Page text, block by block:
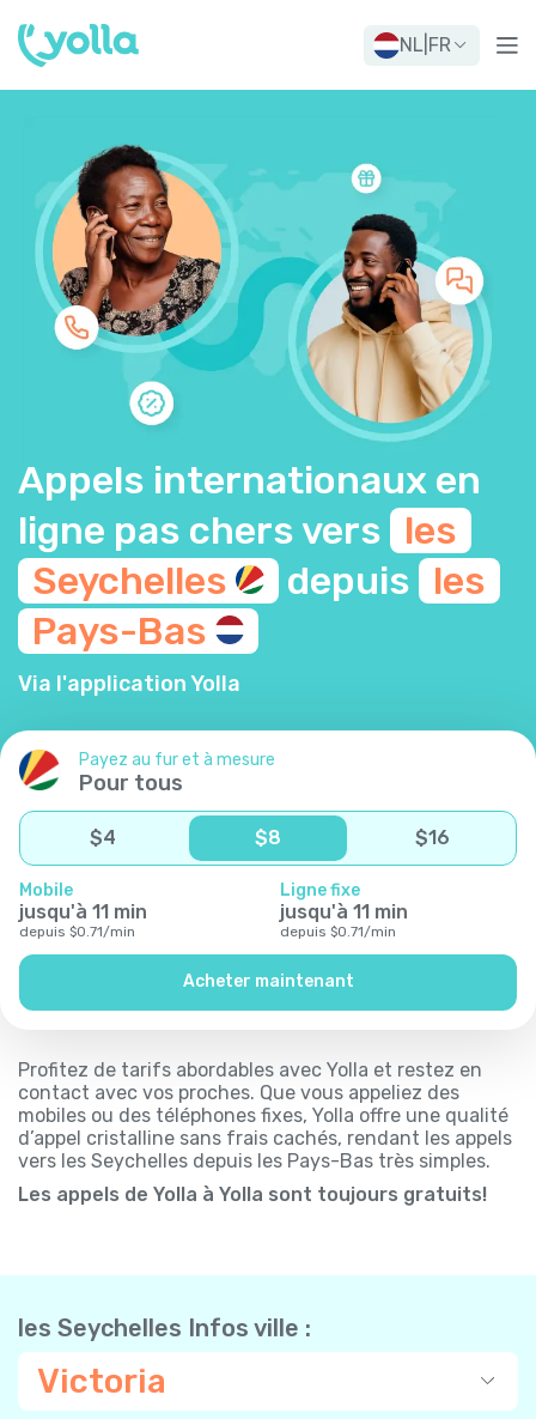
NL FR
Appels internationaux en
ligne pas chers vers les
Seychelles
depuis les
Pays-Bas
Via l'application Yolla
Payez au fur et à mesure
Pour tous
$4 $8 $16
Mobile
jusqu'à 11 min
depuis $0.71/min
Ligne fixe
jusqu'à 11 min
depuis $0.71/min
Acheter maintenant
Profitez de tarifs abordables avec Yolla et restez en
contact avec vos proches. Que vous appeliez des
mobiles ou des téléphones fixes, Yolla offre une qualité
d’appel cristalline sans frais cachés, rendant les appels
vers les Seychelles depuis les Pays-Bas très simples.
Les appels de Yolla à Yolla sont toujours gratuits!
les Seychelles Infos ville :
Victoria